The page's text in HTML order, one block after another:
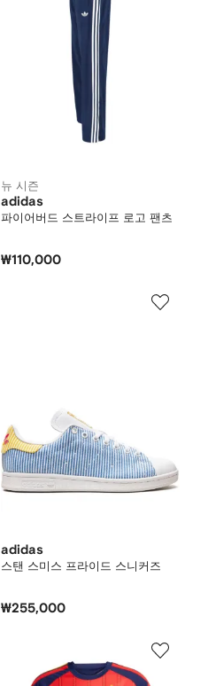
뉴 시즌
adidas
파이어버드 스트라이프 로고 팬츠
₩110,000
adidas
스탠 스미스 프라이드 스니커즈
₩255,000